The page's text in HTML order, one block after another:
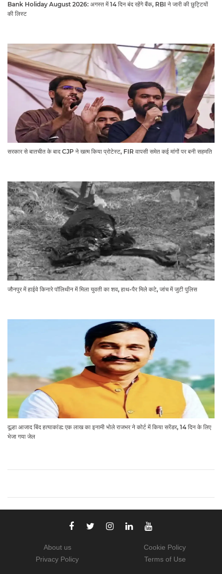
Bank Holiday August 2026: अगस्त में 14 दिन बंद रहेंगे बैंक, RBI ने जारी की छुट्टियों
की लिस्ट​​​​​​​
सरकार से बातचीत के बाद CJP ने खत्म किया प्रोटेस्ट, FIR वापसी समेत कई मांगों पर बनी सहमति
जौनपुर में हाईवे किनारे पॉलिथीन में मिला युवती का शव, हाथ-पैर मिले कटे, जांच में जुटी पुलिस
दूल्हा आजाद बिंद हत्याकांड: एक लाख का इनामी भोले राजभर ने कोर्ट में किया सरेंडर, 14 दिन के लिए
भेजा गया जेल
About us
Privacy Policy
Cookie Policy
Terms of Use